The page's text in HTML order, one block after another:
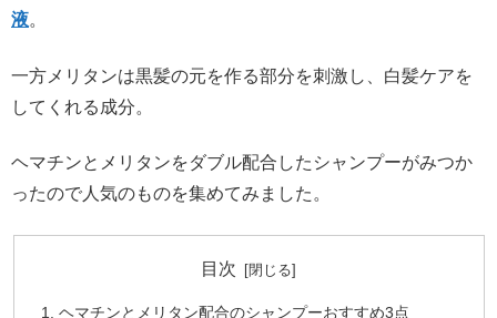
液。
一方メリタンは黒髪の元を作る部分を刺激し、白髪ケアを
してくれる成分。
ヘマチンとメリタンをダブル配合したシャンプーがみつか
ったので人気のものを集めてみました。
目次
ヘマチンとメリタン配合のシャンプーおすすめ3点